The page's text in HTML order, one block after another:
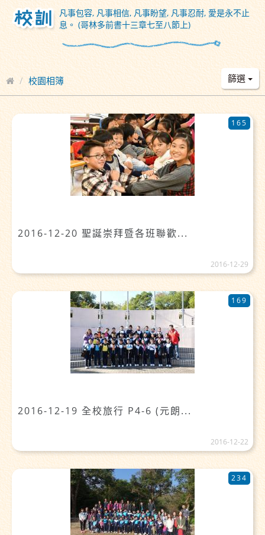
凡事包容, 凡事相信, 凡事盼望, 凡事忍耐, 愛是永不止
息。 (哥林多前書十三章七至八節上)
校園相簿 篩選
2016-12-20 聖誕崇拜暨各班聯歡...
165
2016-12-29
2016-12-19 全校旅行 P4-6 (元朗...
169
2016-12-22
234